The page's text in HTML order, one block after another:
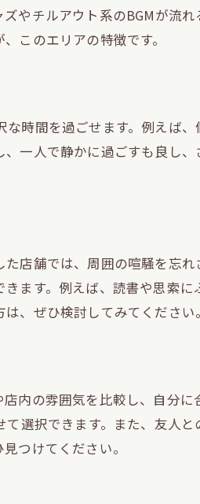
見
とリラックス
験
空間
リラックス
集
と楽しみ方
やチルアウト系のBGMが流
このエリアの特徴です。
時間を過ごせます。例えば
一人で静かに過ごすも良し
店舗では、周囲の喧騒を忘
ます。例えば、読書や思索
、ぜひ検討してみてください。
内の雰囲気を比較し、自分
選択できます。また、友人と
つけてください。